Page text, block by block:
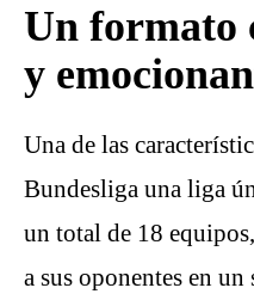
Un formato
y
Una de las
Bundesliga una liga
un total de 18
a sus oponentes en